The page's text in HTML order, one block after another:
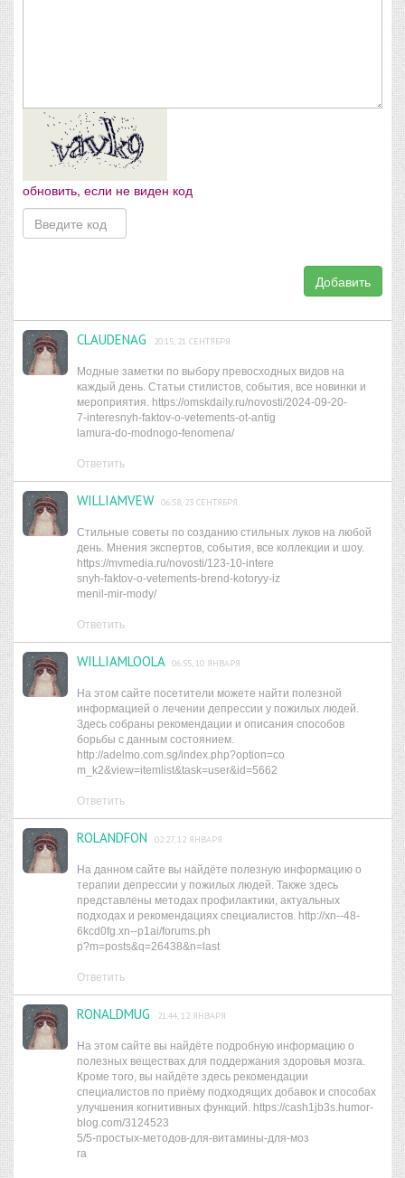
обновить, если не виден код
Добавить
CLAUDENAG 20:15, 21 СЕНТЯБРЯ
Модные заметки по выбору превосходных видов на
каждый день. Статьи стилистов, события, все новинки и
мероприятия. https://omskdaily.ru/novosti/2024-09-20-
7-interesnyh-faktov-o-vetements-ot-antig
lamura-do-modnogo-fenomena/
Ответить
WILLIAMVEW 06:58, 23 СЕНТЯБРЯ
Стильные советы по созданию стильных луков на любой
день. Мнения экспертов, события, все коллекции и шоу.
https://mvmedia.ru/novosti/123-10-intere
snyh-faktov-o-vetements-brend-kotoryy-iz
menil-mir-mody/
Ответить
WILLIAMLOOLA 06:55, 10 ЯНВАРЯ
На этом сайте посетители можете найти полезной
информацией о лечении депрессии у пожилых людей.
Здесь собраны рекомендации и описания способов
борьбы с данным состоянием.
http://adelmo.com.sg/index.php?option=co
m_k2&view=itemlist&task=user&id=5662
Ответить
ROLANDFON 02:27, 12 ЯНВАРЯ
На данном сайте вы найдёте полезную информацию о
терапии депрессии у пожилых людей. Также здесь
представлены методах профилактики, актуальных
подходах и рекомендациях специалистов. http://xn--48-
6kcd0fg.xn--p1ai/forums.ph
p?m=posts&q=26438&n=last
Ответить
RONALDMUG 21:44, 12 ЯНВАРЯ
На этом сайте вы найдёте подробную информацию о
полезных веществах для поддержания здоровья мозга.
Кроме того, вы найдёте здесь рекомендации
специалистов по приёму подходящих добавок и способах
улучшения когнитивных функций. https://cash1jb3s.humor-
blog.com/3124523
5/5-простых-методов-для-витамины-для-моз
га